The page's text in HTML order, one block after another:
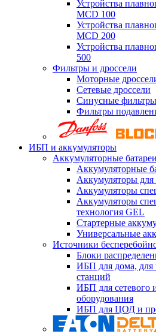
Устройства
MCD 100
Устройства
MCD 200
Устройства
500
Фильтры и дроссели
Моторные
Сетевые дроссели
Синусные фильтры
Фильтры
ИБП и аккумуляторы
Аккумуляторные батареи
Аккумуляторные
Аккумуляторы для
Аккумуляторы
Аккумуляторы
технология GEL
Стартерные
Универсальные
Источники
Блоки
ИБП для дома, для
станций
ИБП для сетевого
оборудования
ИБП для ЦОД и